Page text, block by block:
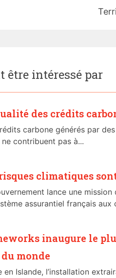
être intéressé par
des crédits
carbone générés par
ne contribuent pas à...
climatiques
lance une mission
assurantiel français aux
inaugure le
du monde
en Islande, l’installation